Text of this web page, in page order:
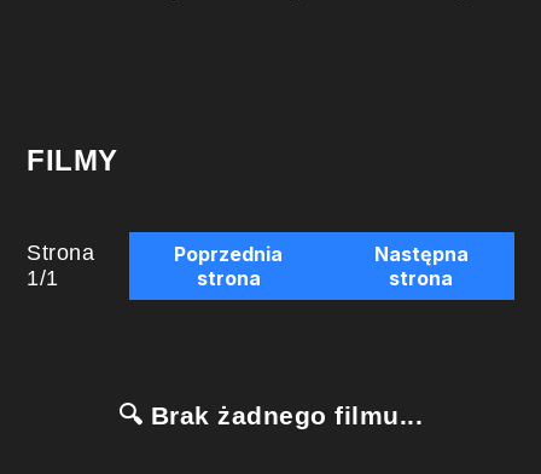
FILMY
Strona
1/1
Poprzednia
strona
Następna
strona
🔍 Brak żadnego filmu...